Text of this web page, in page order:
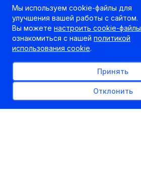
Мы используем cookie-файлы для
улучшения вашей работы с сайтом.
Вы можете настроить cookie-файлы
ознакомиться с нашей политикой
использования cookie.
Принять
Отклонить